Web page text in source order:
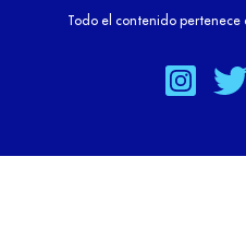
Todo el contenido